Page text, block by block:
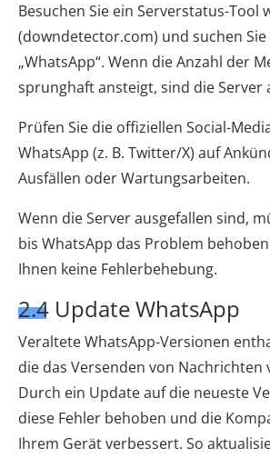
Besuchen Sie ein Serverstatus-Tool
(downdetector.com) und suchen Sie
„WhatsApp“. Wenn die Anzahl der
sprunghaft ansteigt, sind die Server
Prüfen Sie die offiziellen Social-
WhatsApp (z. B. Twitter/X) auf
Ausfällen oder Wartungsarbeiten.
Wenn die Server ausgefallen sind,
bis WhatsApp das Problem
Ihnen keine Fehlerbehebung.
2.4 Update WhatsApp
Veraltete WhatsApp-Versionen
die das Versenden von Nachrichten
Durch ein Update auf die neueste
diese Fehler behoben und die
Ihrem Gerät verbessert. So